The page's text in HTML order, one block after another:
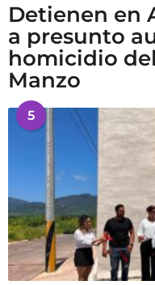
Detienen en
a presunto
homicidio
Manzo
5